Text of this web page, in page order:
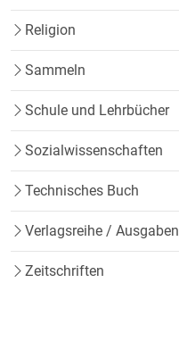
Religion
Sammeln
Schule und Lehrbücher
Sozialwissenschaften
Technisches Buch
Verlagsreihe / Ausgaben
Zeitschriften